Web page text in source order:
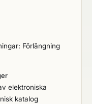
Förlängning
elektroniska
katalog